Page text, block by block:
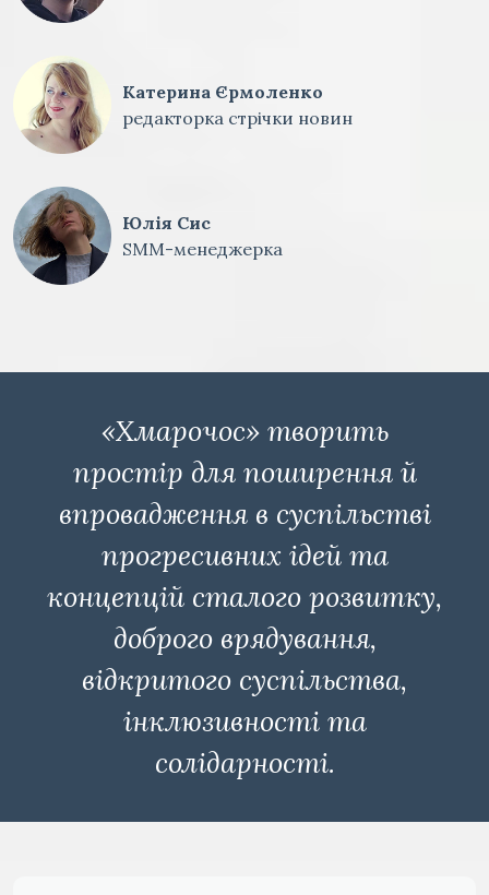
Катерина Єрмоленко
редакторка стрічки новин
Юлія Сис
SMM-менеджерка
«Хмарочос» творить
простір для поширення й
впровадження в суспільстві
прогресивних ідей та
концепцій сталого розвитку,
доброго врядування,
відкритого суспільства,
інклюзивності та
солідарності.